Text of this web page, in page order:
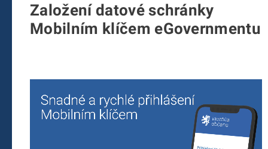
Založení datové schránky
Mobilním klíčem eGovernmentu